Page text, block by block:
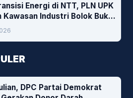
Energi di NTT, PLN UPK
Kawasan Industri Bolok Buka
Woodchip untuk
Bolok
DPC Partai Demokrat